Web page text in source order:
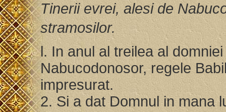
Tinerii evrei, alesi de
stramosilor.
l. In anul al treilea al
Nabucodonosor, regele
impresurat.
2. Si a dat Domnul in mana